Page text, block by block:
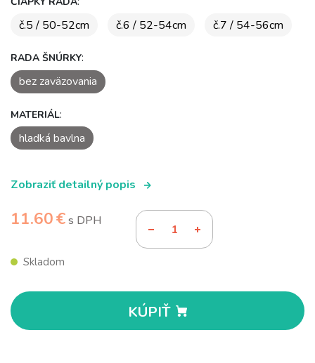
č.5 / 50-52cm
č.6 / 52-54cm č.7 / 54-56cm
RADA ŠNÚRKY:
bez zaväzovania
MATERIÁL:
hladká bavlna
Zobraziť detailný popis
11.60 €s DPH
Skladom
KÚPIŤ